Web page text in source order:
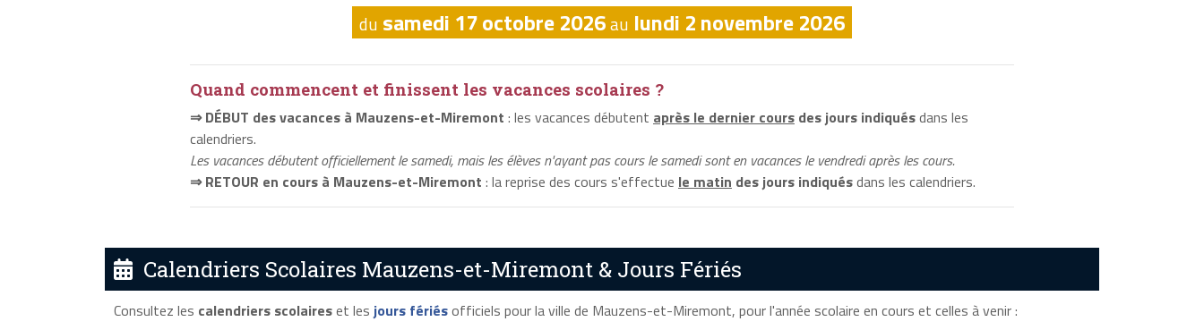
du samedi 17 octobre 2026au lundi 2 novembre 2026
Quand commencent et finissent les vacances scolaires ?
⇒ DÉBUT des vacances à Mauzens-et-Miremont : les vacances débutent après le dernier cours des jours indiquésdans les
calendriers.
Les vacances débutent officiellement le samedi, mais les élèves n'ayant pas cours le samedi sont en vacances le vendredi après les cours.
⇒ RETOUR en cours à Mauzens-et-Miremont : la reprise des cours s'effectue le matin des jours indiquésdans les calendriers.
Calendriers Scolaires Mauzens-et-Miremont & Jours Fériés
Consultez les calendriers scolaireset les jours fériésofficiels pour la ville de Mauzens-et-Miremont, pour l'année scolaire en cours et celles à venir :